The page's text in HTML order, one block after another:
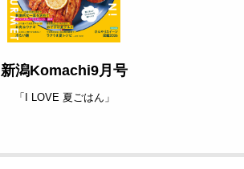
新潟Komachi9月号
「I LOVE 夏ごはん」